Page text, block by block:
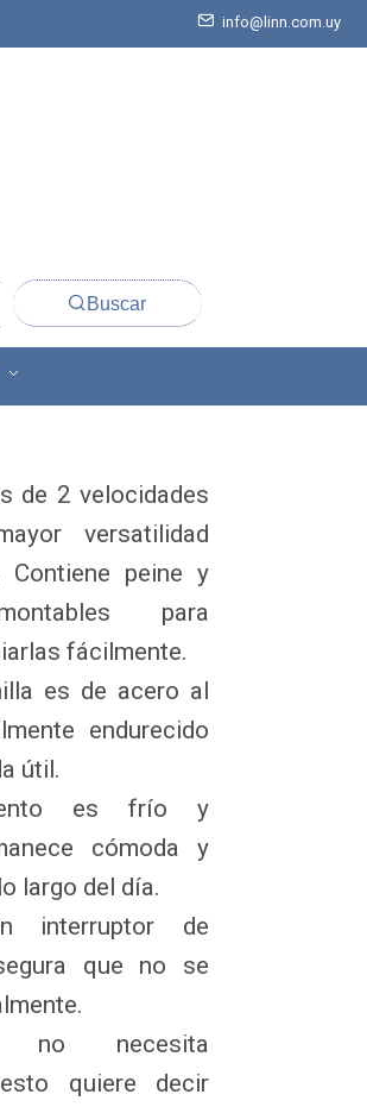
info@linn.com.uy
Buscar
de 2 velocidades
versatilidad
peine y
para
fácilmente.
es de acero al
endurecido
útil.
es frío y
cómoda y
largo del día.
interruptor de
que no se
no necesita
quiere decir